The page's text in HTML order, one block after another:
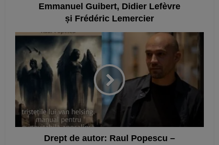
Emmanuel Guibert, Didier Lefèvre
și Frédéric Lemercier
Drept de autor: Raul Popescu –